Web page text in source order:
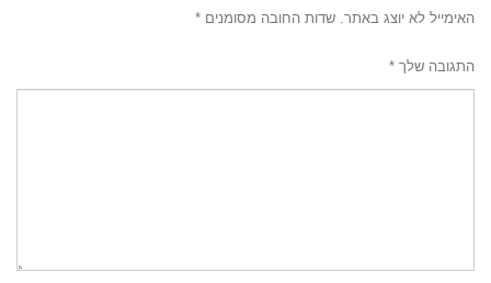
האימייל לא יוצג באתר. שדות החובה מסומנים *
התגובה שלך *